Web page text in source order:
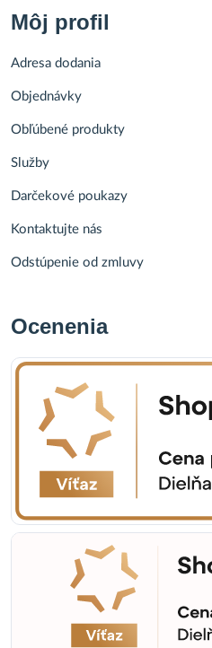
Môj profil
Adresa dodania
Objednávky
Obľúbené produkty
Služby
Darčekové poukazy
Kontaktujte nás
Odstúpenie od zmluvy
Ocenenia